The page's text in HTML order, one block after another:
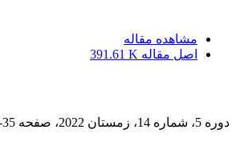
مشاهده مقاله
اصل مقاله 391.61 K
دوره 5، شماره 14، زمستان 2022، صفحه 35-61